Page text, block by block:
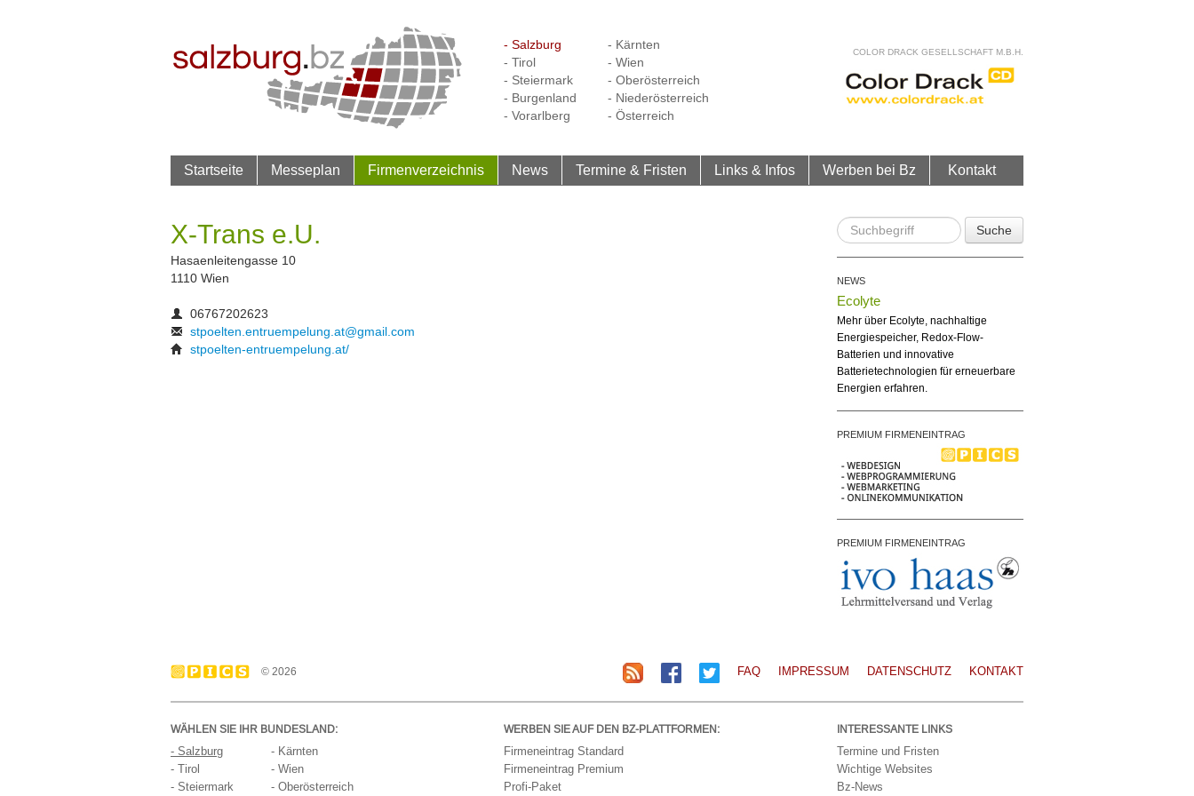
- Salzburg
- Tirol
- Steiermark
- Burgenland
- Vorarlberg
- Kärnten
- Wien
- Oberösterreich
- Niederösterreich
- Österreich
COLOR DRACK GESELLSCHAFT M.B.H.
Startseite Messeplan Firmenverzeichnis News Termine & Fristen Links & Infos Werben bei Bz Kontakt
X-Trans e.U.
Hasaenleitengasse 10
1110 Wien
06767202623
stpoelten.entruempelung.at@gmail.com
stpoelten-entruempelung.at/
Suche
NEWS
Ecolyte
Mehr über Ecolyte, nachhaltige
Energiespeicher, Redox-Flow-
Batterien und innovative
Batterietechnologien für erneuerbare
Energien erfahren.
PREMIUM FIRMENEINTRAG
PREMIUM FIRMENEINTRAG
© 2026 FAQ IMPRESSUM DATENSCHUTZ KONTAKT
WÄHLEN SIE IHR BUNDESLAND:
- Salzburg
- Tirol
- Steiermark
- Kärnten
- Wien
- Oberösterreich
WERBEN SIE AUF DEN BZ-PLATTFORMEN:
Firmeneintrag Standard
Firmeneintrag Premium
Profi-Paket
INTERESSANTE LINKS
Termine und Fristen
Wichtige Websites
Bz-News